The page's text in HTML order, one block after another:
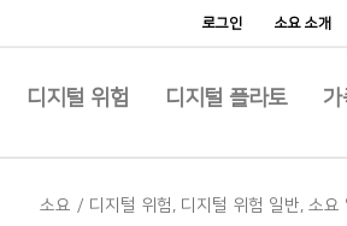
로그인 소요 소개
디지털 위험 디지털 플라토 가
소요 / 디지털 위험, 디지털 위험 일반, 소요